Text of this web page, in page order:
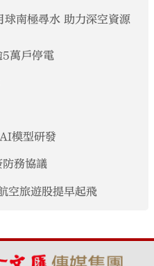
南極尋水 助力深空資源
5萬戶停電
模型研發
務協議
空旅遊股提早起飛